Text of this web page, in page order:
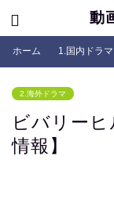
動
ホーム 1.国内ドラマ
2.海外ドラマ
ビバリー
情報】